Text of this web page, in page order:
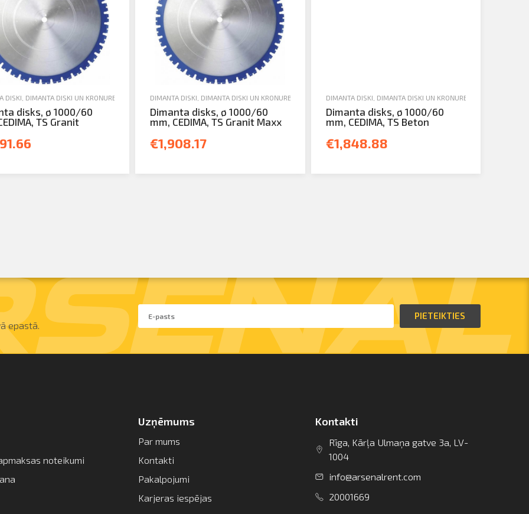
DISKI DIMANTA DISKI UN KROŅURBJI JAUNA TEHNIKA
disks, ø 1000/60
TS Granit
DIMANTA DISKI DIMANTA DISKI UN KROŅURBJI JAUNA TEHNIKA
Dimanta disks, ø 1000/60
mm, CEDIMA, TS Granit Maxx
€1,908.17
DIMANTA DISKI DIMANTA DISKI UN KROŅURBJI
Dimanta disks, ø 1000/60
mm, CEDIMA, TS Beton
€1,848.88
epastā.
PIETEIKTIES
noteikumi
Uzņēmums
Par mums
Kontakti
Pakalpojumi
Karjeras iespējas
Kontakti
Rīga, Kārļa Ulmaņa gatve 3a, LV-
1004
info@arsenalrent.com
20001669